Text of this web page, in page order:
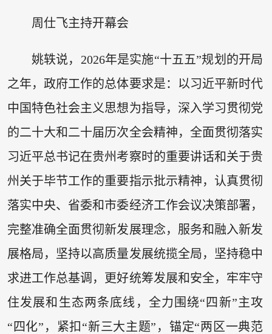
周仕飞主持开幕会
姚轶说，2026年是实施“十五五”规划的开局
之年，政府工作的总体要求是：以习近平新时代
中国特色社会主义思想为指导，深入学习贯彻党
的二十大和二十届历次全会精神，全面贯彻落实
习近平总书记在贵州考察时的重要讲话和关于贵
州关于毕节工作的重要指示批示精神，认真贯彻
落实中央、省委和市委经济工作会议决策部署，
完整准确全面贯彻新发展理念，服务和融入新发
展格局，坚持以高质量发展统揽全局，坚持稳中
求进工作总基调，更好统筹发展和安全，牢牢守
住发展和生态两条底线，全力围绕“四新”主攻
“四化”，紧扣“新三大主题”，锚定“两区一典范